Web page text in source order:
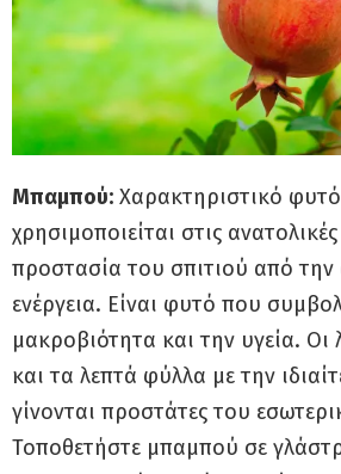
Μπαμπού: Χαρακτηριστικό
χρησιμοποιείται στις
προστασία του σπιτιού από την
ενέργεια. Είναι φυτό που
μακροβιότητα και την υγεία. Oι
και τα λεπτά φύλλα με την
γίνονται προστάτες του
Τοποθετήστε μπαμπού σε